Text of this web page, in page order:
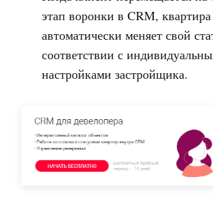
этап воронки в CRM, квартира
автоматически меняет свой
соответствии с
настройками застройщика.